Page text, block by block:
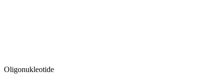
Oligonukleotide